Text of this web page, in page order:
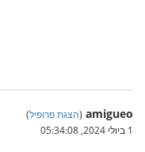
amigueo
(הצגת פרופיל)
1 ביולי 2024, 05:34:08